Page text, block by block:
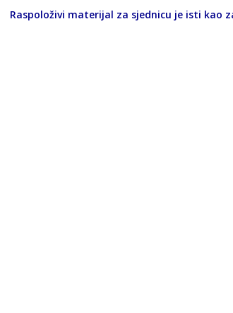
Raspoloživi materijal za sjednicu je isti kao